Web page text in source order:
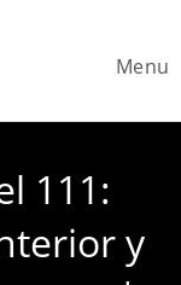
Menu
111:
y